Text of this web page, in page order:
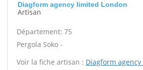
Diagform agency limited London
Artisan
Département: 75
Pergola Soko -
Voir la fiche artisan : Diagform